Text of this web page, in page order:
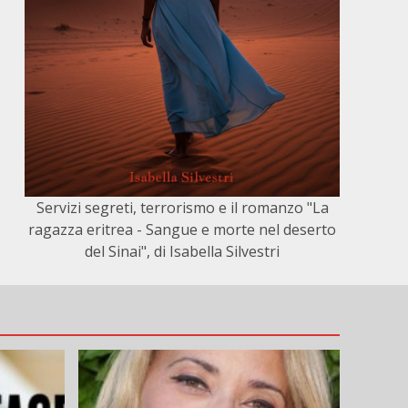
Servizi segreti, terrorismo e il romanzo "La
ragazza eritrea - Sangue e morte nel deserto
del Sinai", di Isabella Silvestri